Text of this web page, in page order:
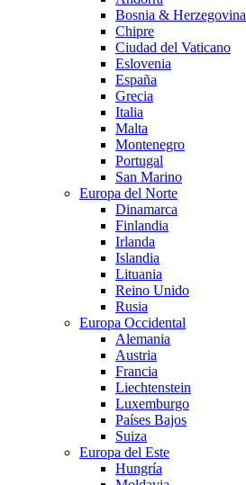
Bosnia & Herzegovina
Chipre
Ciudad del Vaticano
Eslovenia
España
Grecia
Italia
Malta
Montenegro
Portugal
San Marino
Europa del Norte
Dinamarca
Finlandia
Irlanda
Islandia
Lituania
Reino Unido
Rusia
Europa Occidental
Alemania
Austria
Francia
Liechtenstein
Luxemburgo
Países Bajos
Suiza
Europa del Este
Hungría